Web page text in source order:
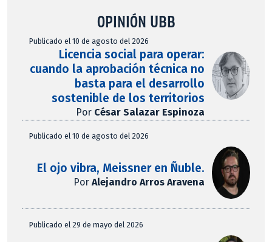
OPINIÓN UBB
Publicado el 10 de agosto del 2026
Licencia social para operar:
cuando la aprobación técnica no
basta para el desarrollo
sostenible de los territorios
Por César Salazar Espinoza
Publicado el 10 de agosto del 2026
El ojo vibra, Meissner en Ñuble.
PorAlejandro Arros Aravena
Publicado el 29 de mayo del 2026